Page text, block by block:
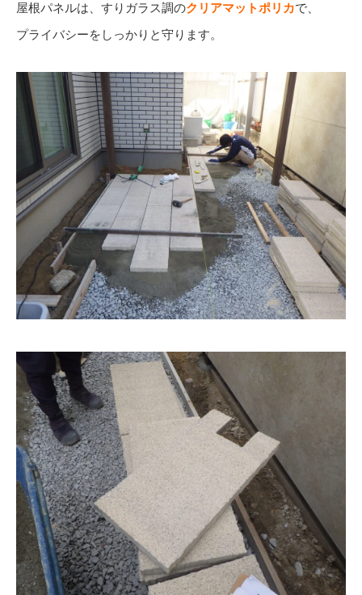
屋根パネルは、すりガラス調のクリアマットポリカで、
プライバシーをしっかりと守ります。